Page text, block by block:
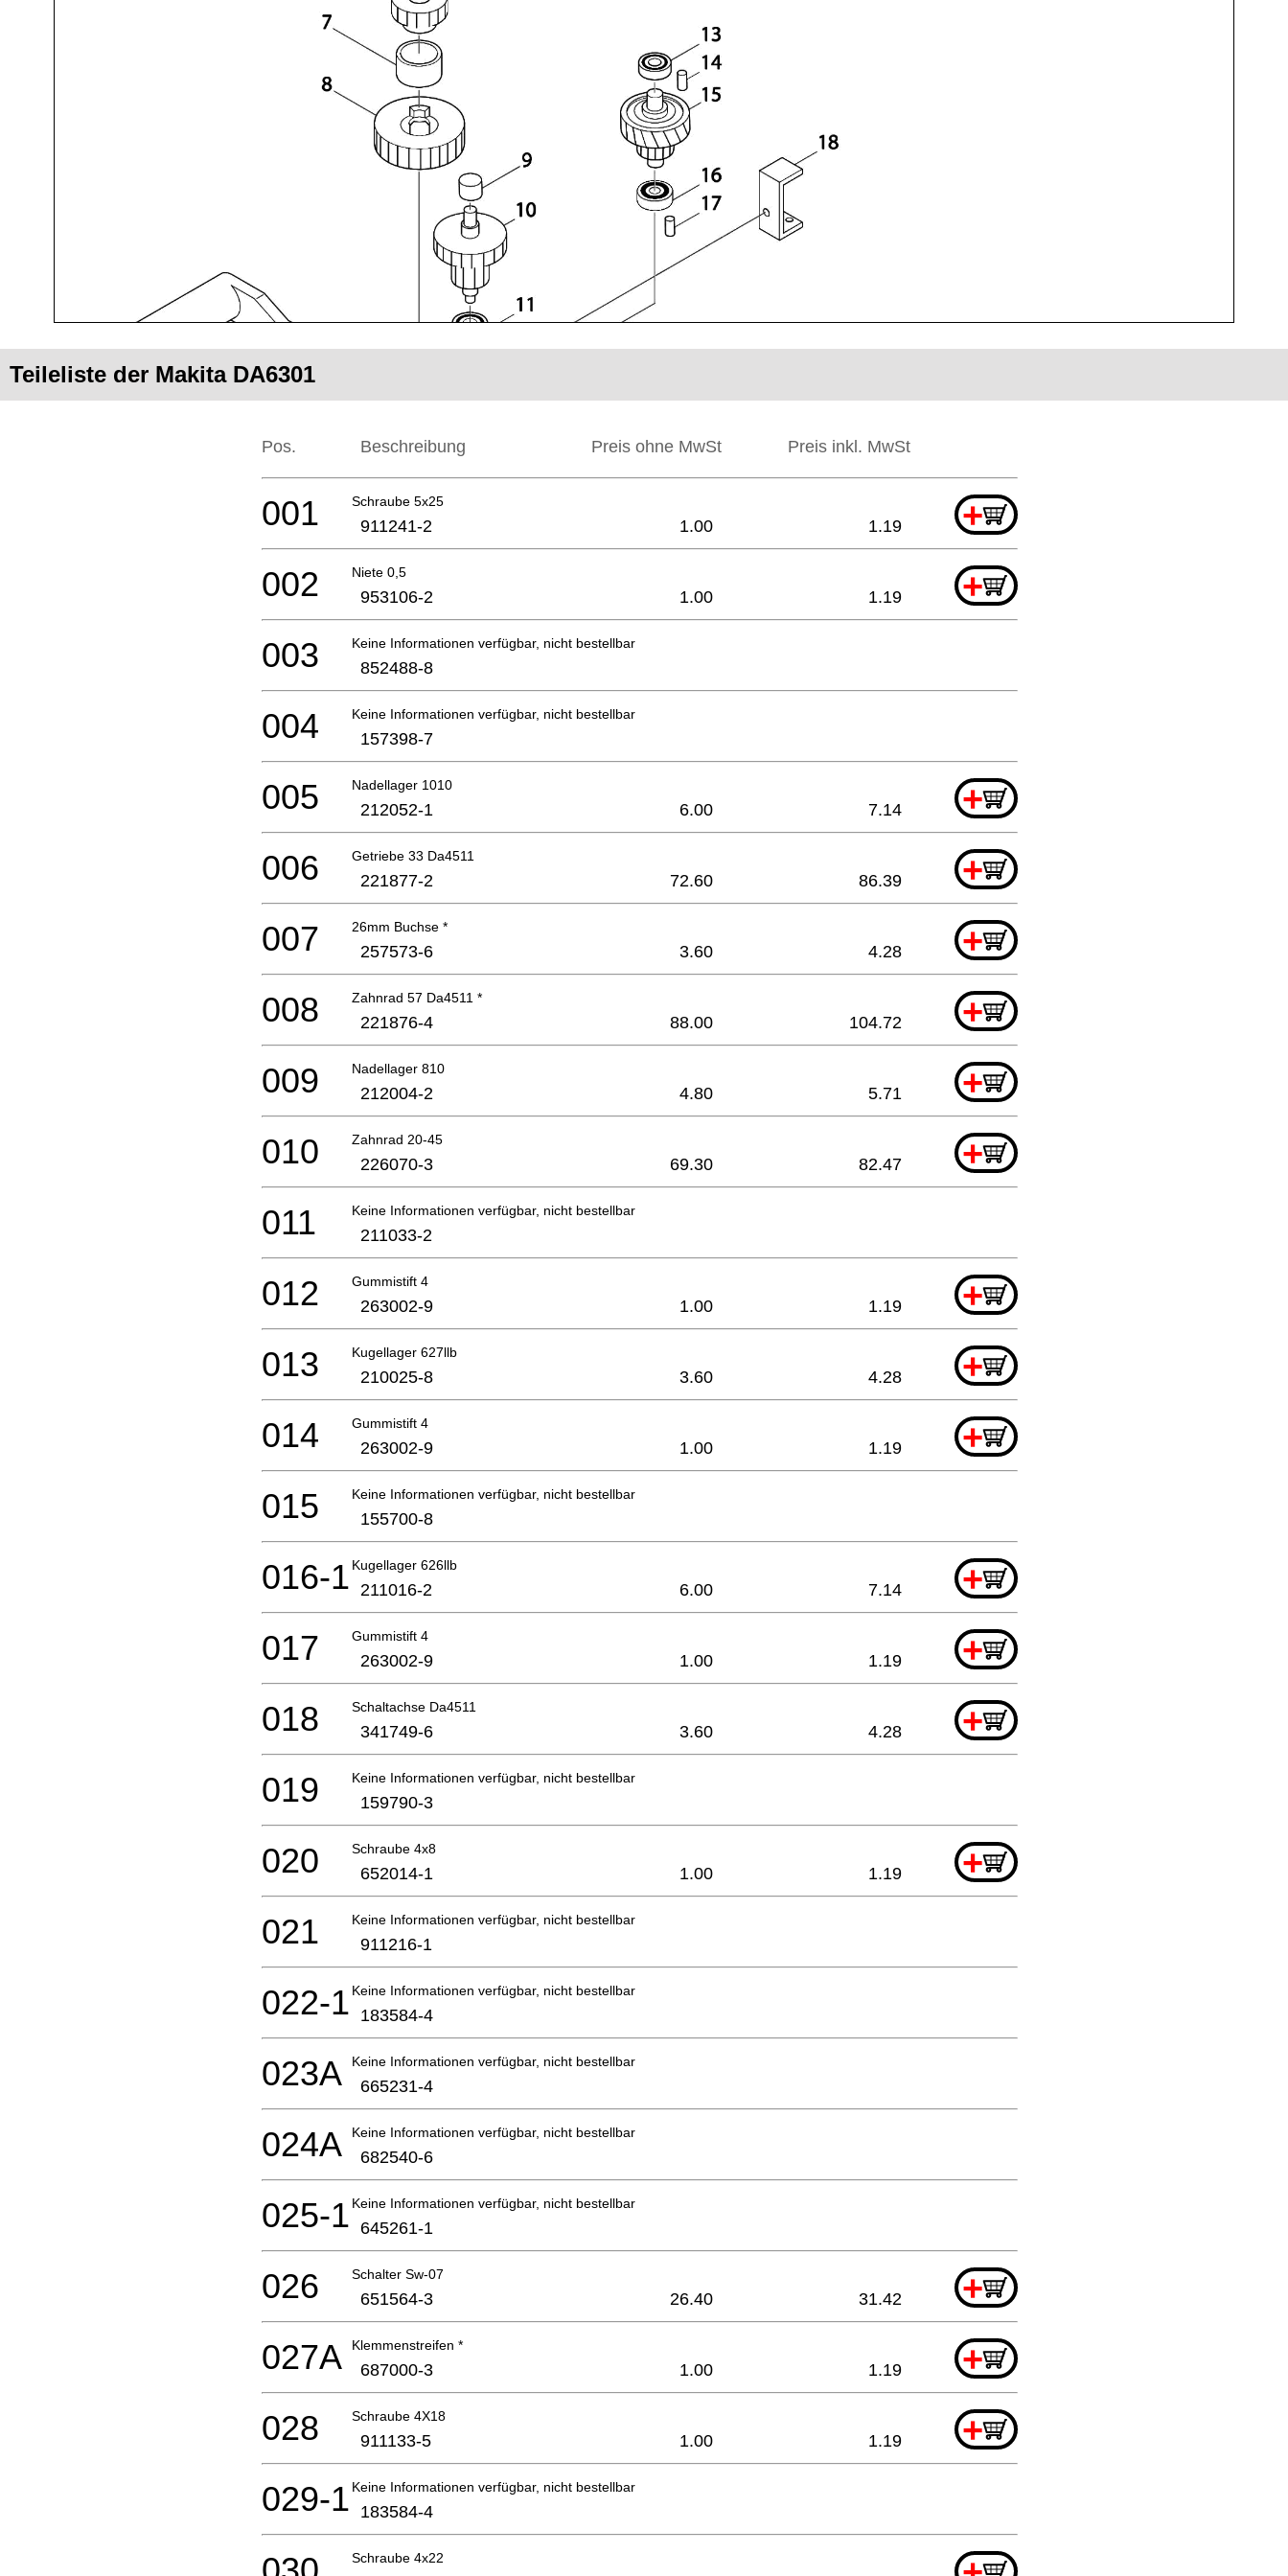
Teileliste der Makita DA6301
Pos. Beschreibung Preis ohne MwSt Preis inkl. MwSt
Schraube 5x25 +
001 911241-2 1.00 1.19
Niete 0,5 +
002 953106-2 1.00 1.19
Keine Informationen verfügbar, nicht bestellbar
003 852488-8
Keine Informationen verfügbar, nicht bestellbar
004 157398-7
Nadellager 1010 +
005 212052-1 6.00 7.14
Getriebe 33 Da4511 +
006 221877-2 72.60 86.39
26mm Buchse * +
007 257573-6 3.60 4.28
Zahnrad 57 Da4511 * +
008 221876-4 88.00 104.72
Nadellager 810 +
009 212004-2 4.80 5.71
Zahnrad 20-45 +
010 226070-3 69.30 82.47
Keine Informationen verfügbar, nicht bestellbar
011 211033-2
Gummistift 4 +
012 263002-9 1.00 1.19
Kugellager 627llb +
013 210025-8 3.60 4.28
Gummistift 4 +
014 263002-9 1.00 1.19
Keine Informationen verfügbar, nicht bestellbar
015 155700-8
Kugellager 626llb +
016-1 211016-2 6.00 7.14
Gummistift 4 +
017 263002-9 1.00 1.19
Schaltachse Da4511 +
018 341749-6 3.60 4.28
Keine Informationen verfügbar, nicht bestellbar
019 159790-3
Schraube 4x8 +
020 652014-1 1.00 1.19
Keine Informationen verfügbar, nicht bestellbar
021 911216-1
Keine Informationen verfügbar, nicht bestellbar
022-1 183584-4
Keine Informationen verfügbar, nicht bestellbar
023A 665231-4
Keine Informationen verfügbar, nicht bestellbar
024A 682540-6
Keine Informationen verfügbar, nicht bestellbar
025-1 645261-1
Schalter Sw-07 +
026 651564-3 26.40 31.42
Klemmenstreifen * +
027A 687000-3 1.00 1.19
Schraube 4X18 +
028 911133-5 1.00 1.19
Keine Informationen verfügbar, nicht bestellbar
029-1 183584-4
Schraube 4x22